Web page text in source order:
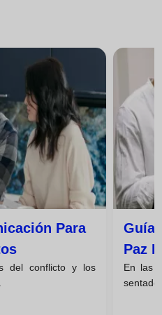
Para
del conflicto y los
Guía
Paz
En las
sentado